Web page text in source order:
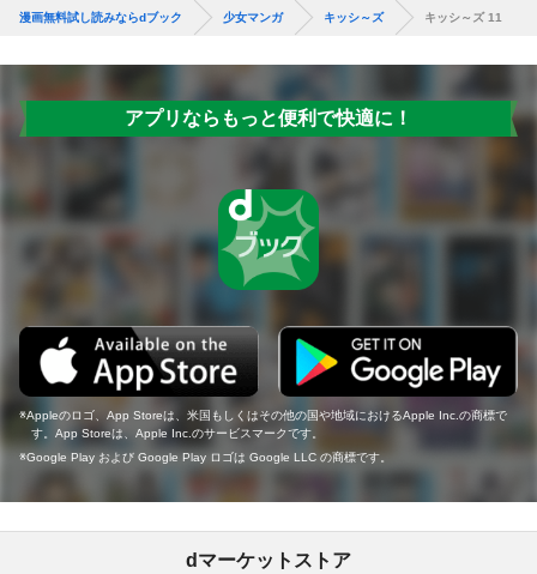
漫画無料試し読みならdブック 少女マンガ キッシ～ズ キッシ～ズ 11
アプリならもっと便利で快適に！
Appleのロゴ、App Storeは、米国もしくはその他の国や地域におけるApple Inc.の商標で
す。App Storeは、Apple Inc.のサービスマークです。
Google Play および Google Play ロゴは Google LLC の商標です。
dマーケットストア